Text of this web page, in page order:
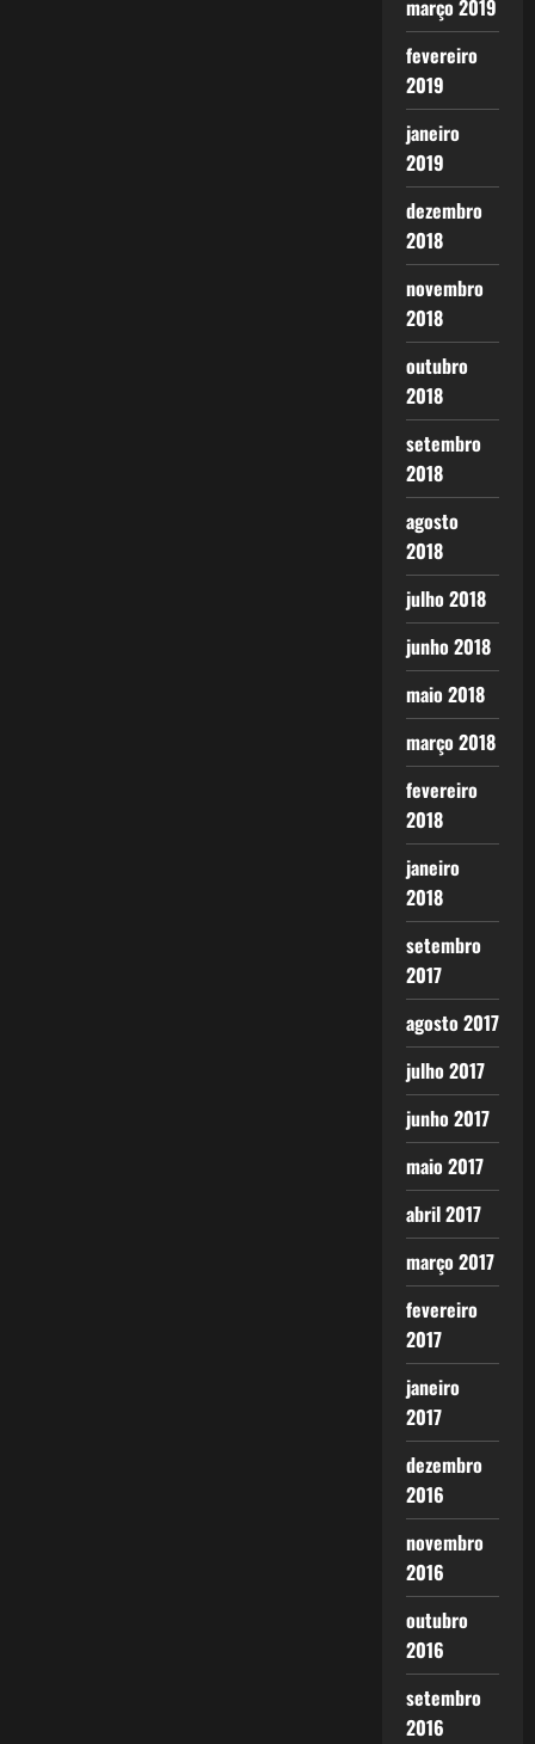
março 2019
fevereiro
2019
janeiro
2019
dezembro
2018
novembro
2018
outubro
2018
setembro
2018
agosto
2018
julho 2018
junho 2018
maio 2018
março 2018
fevereiro
2018
janeiro
2018
setembro
2017
agosto 2017
julho 2017
junho 2017
maio 2017
abril 2017
março 2017
fevereiro
2017
janeiro
2017
dezembro
2016
novembro
2016
outubro
2016
setembro
2016